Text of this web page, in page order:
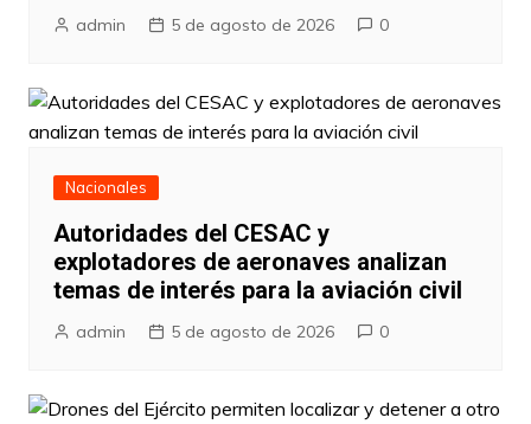
admin 5 de agosto de 2026 0
Nacionales
Autoridades del CESAC y
explotadores de aeronaves analizan
temas de interés para la aviación civil
admin 5 de agosto de 2026 0